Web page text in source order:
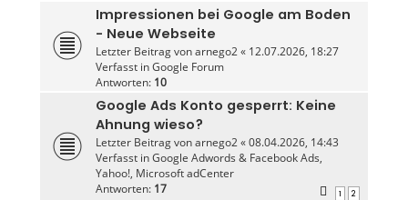
Impressionen bei Google am Boden
- Neue Webseite
Letzter Beitrag vonarnego2« 12.07.2026, 18:27
Verfasst inGoogle Forum
Antworten: 10
Google Ads Konto gesperrt: Keine
Ahnung wieso?
Letzter Beitrag vonarnego2«08.04.2026, 14:43
Verfasst inGoogle Adwords & Facebook Ads,
Yahoo!, Microsoft adCenter
Antworten: 17 1 2